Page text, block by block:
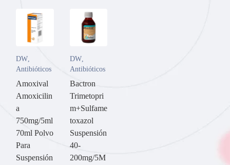
DW,
Antibióticos
Amoxival
Amoxicilin
a
750mg/5ml
70ml Polvo
Para
Suspensión
DW,
Antibióticos
Bactron
Trimetopri
m+Sulfame
toxazol
Suspensión
40-
200mg/5M